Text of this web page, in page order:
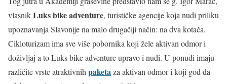
vlasnikLuks bike adventure, turističke agencije koja nudi priliku
upoznavanja Slavonije na malo drugačiji način: na dva kotača.
Cikloturizam ima sve više pobornika koji žele aktivan odmor i
doživljaj a to Luks bike adventure upravo i nudi. U ponudi imaju
različite vrste atraktivnih paketaza aktivan odmor i koji god da